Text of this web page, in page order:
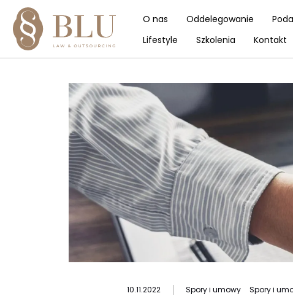
O nas Oddelegowanie
Lifestyle
Szkolenia Kontakt
10.11.2022 | Spory i umowy Spory i